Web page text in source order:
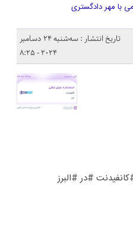
تاریخ انتشار : سه‌شنبه 24 دسامبر
2024 - 8:25
#در #البرز